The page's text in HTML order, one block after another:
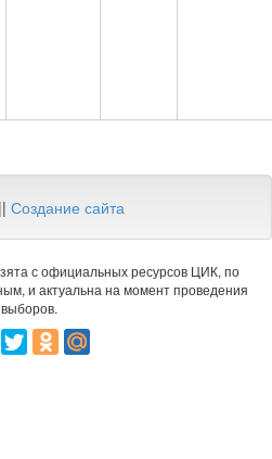
|| Создание сайта
с официальных ресурсов ЦИК, по
и актуальна на момент проведения
выборов.